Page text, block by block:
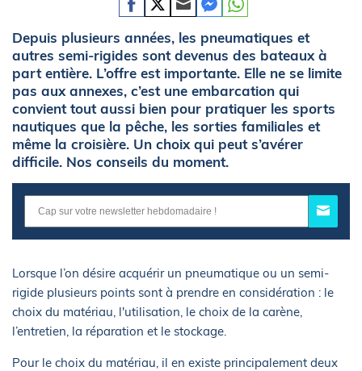
Depuis plusieurs années, les pneumatiques et
autres semi-rigides sont devenus des bateaux à
part entière. L’offre est importante. Elle ne se limite
pas aux annexes, c’est une embarcation qui
convient tout aussi bien pour pratiquer les sports
nautiques que la pêche, les sorties familiales et
même la croisière. Un choix qui peut s’avérer
difficile. Nos conseils du moment.
Lorsque l’on désire acquérir un pneumatique ou un semi-
rigide plusieurs points sont à prendre en considération : le
choix du matériau, l'utilisation, le choix de la carène,
l’entretien, la réparation et le stockage.
Pour le choix du matériau, il en existe principalement deux